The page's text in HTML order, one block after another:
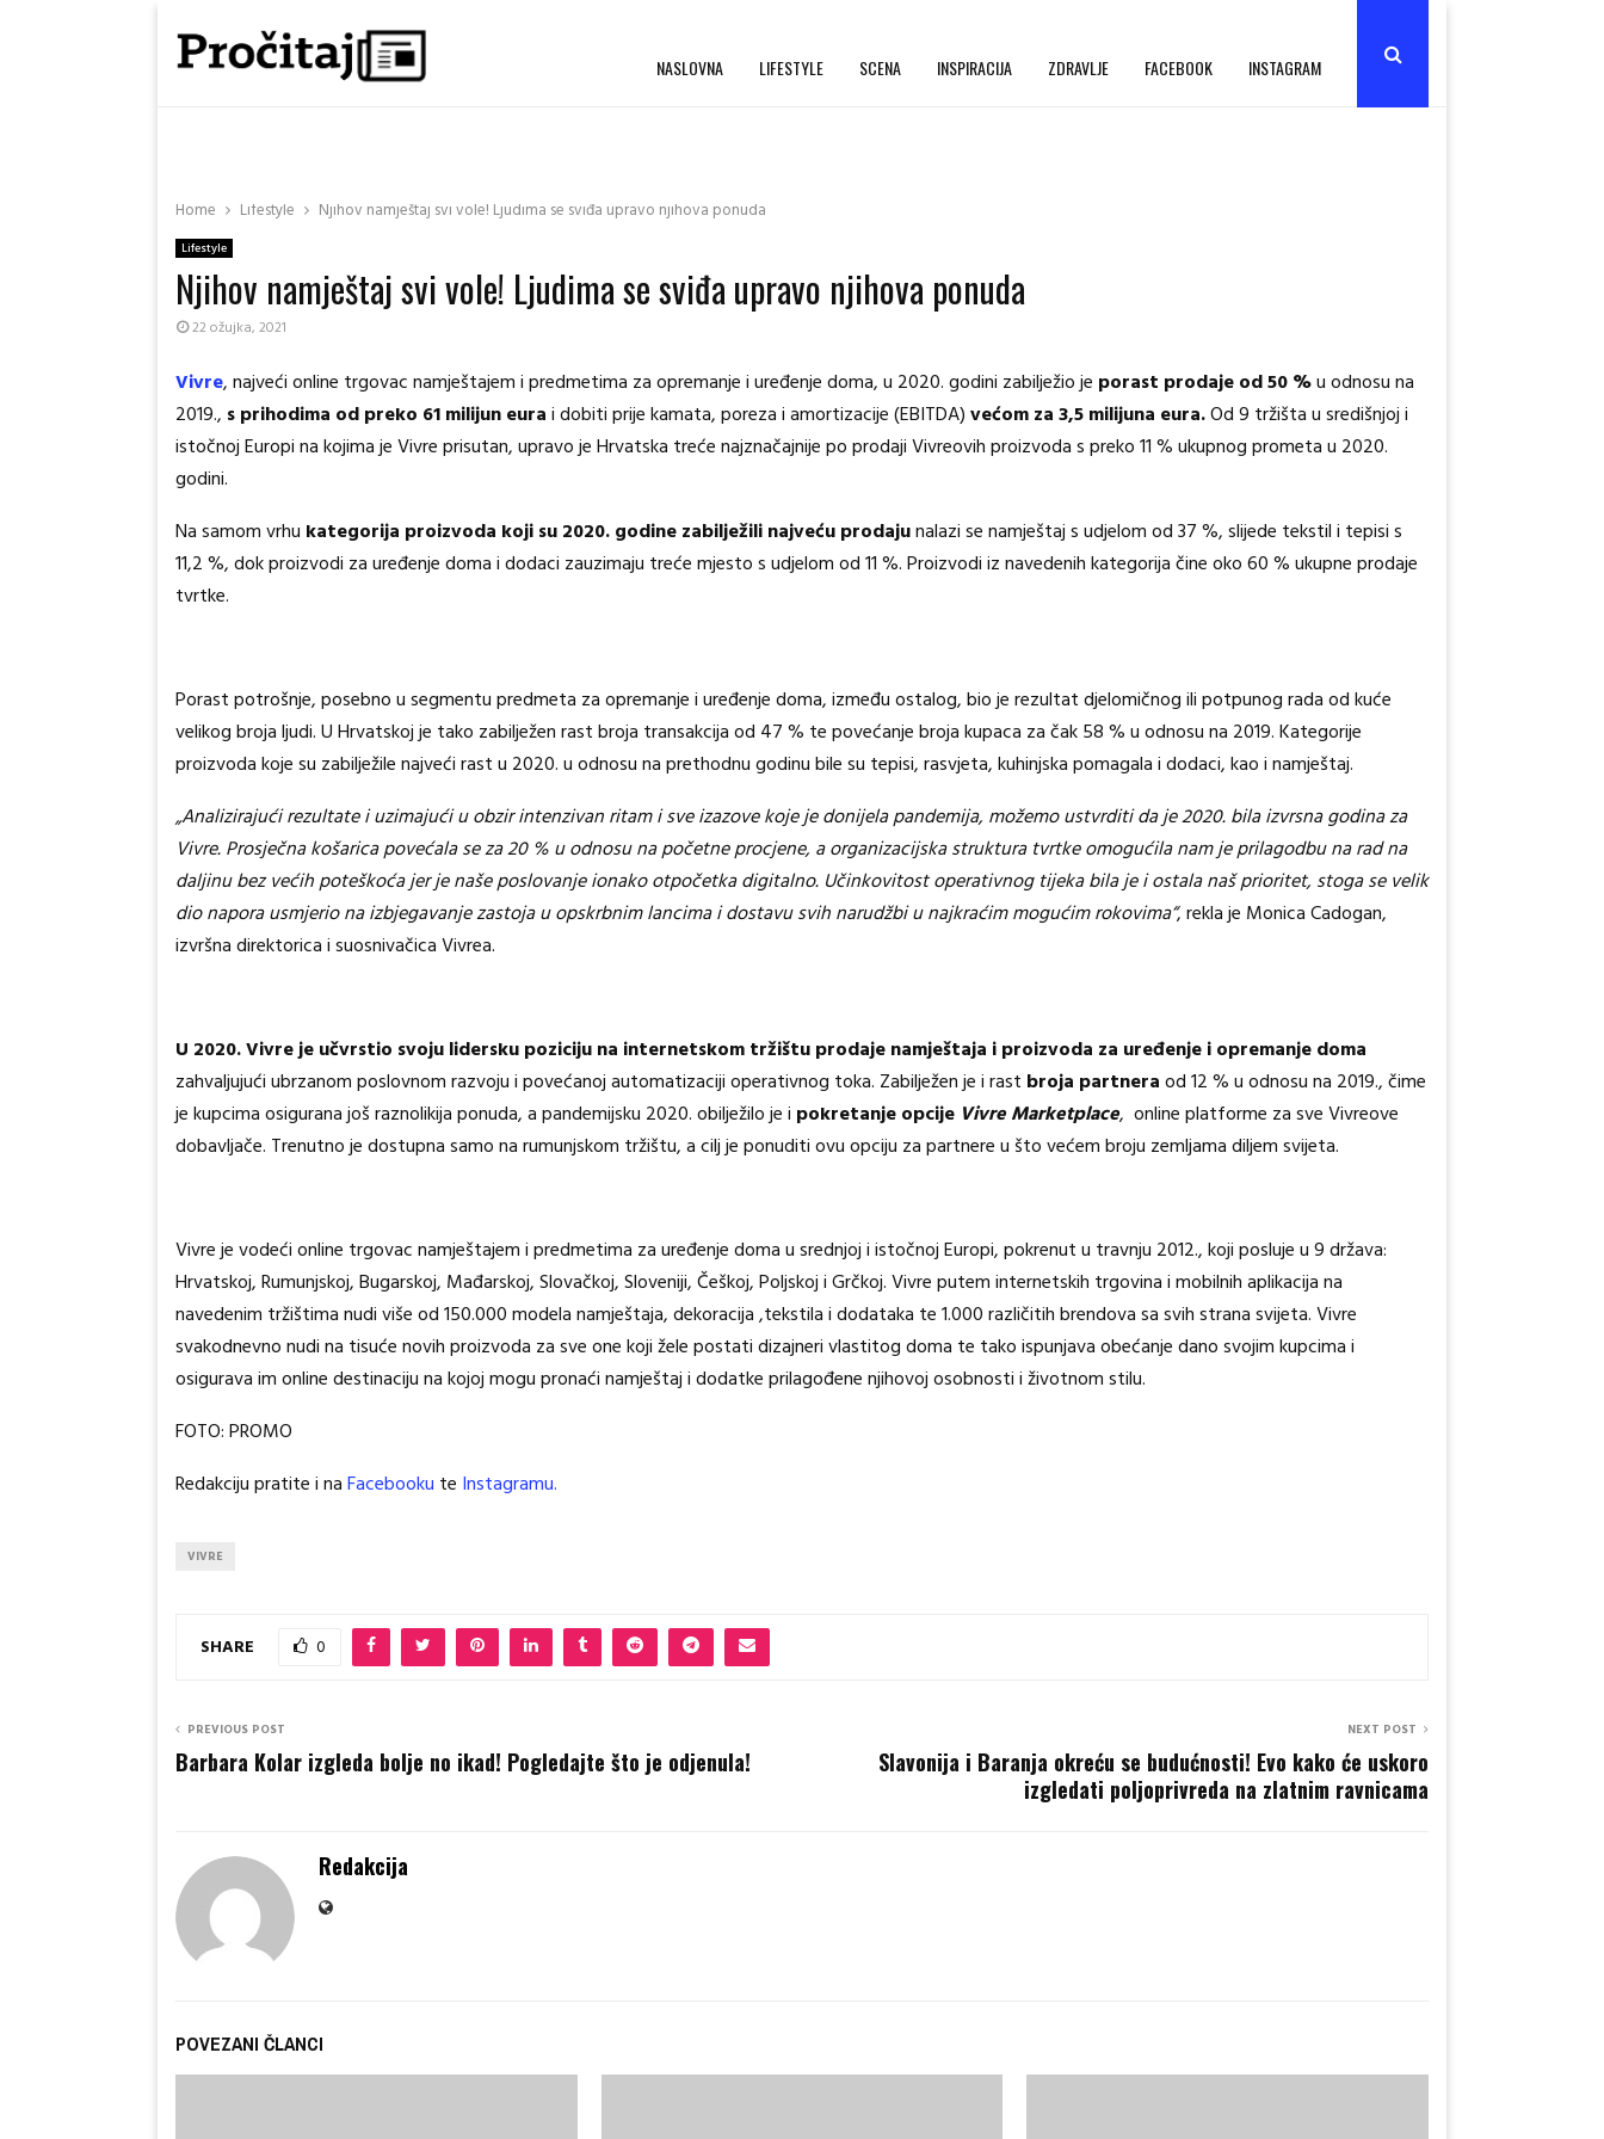
NASLOVNA LIFESTYLE SCENA INSPIRACIJA ZDRAVLJE FACEBOOK INSTAGRAM
Home Lifestyle Njihov namještaj svi vole! Ljudima se sviđa upravo njihova ponuda
Lifestyle
Njihov namještaj svi vole! Ljudima se sviđa upravo njihova ponuda
22 ožujka, 2021
Vivre, najveći online trgovac namještajem i predmetima za opremanje i uređenje doma, u 2020. godini zabilježio je porast prodaje od 50 %u odnosu na
2019., s prihodima od preko 61 milijun eurai dobiti prije kamata, poreza i amortizacije (EBITDA)većom za 3,5 milijuna eura.Od 9 tržišta u središnjoj i
istočnoj Europi na kojima je Vivre prisutan, upravo je Hrvatska treće najznačajnije po prodaji Vivreovih proizvoda s preko 11 % ukupnog prometa u 2020.
godini.
Na samom vrhu kategorija proizvoda koji su 2020. godine zabilježili najveću prodajunalazi se namještaj s udjelom od 37 %, slijede tekstil i tepisi s
11,2 %, dok proizvodi za uređenje doma i dodaci zauzimaju treće mjesto s udjelom od 11 %. Proizvodi iz navedenih kategorija čine oko 60 % ukupne prodaje
tvrtke.
Porast potrošnje, posebno u segmentu predmeta za opremanje i uređenje doma, između ostalog, bio je rezultat djelomičnog ili potpunog rada od kuće
velikog broja ljudi. U Hrvatskoj je tako zabilježen rast broja transakcija od 47 % te povećanje broja kupaca za čak 58 % u odnosu na 2019. Kategorije
proizvoda koje su zabilježile najveći rast u 2020. u odnosu na prethodnu godinu bile su tepisi, rasvjeta, kuhinjska pomagala i dodaci, kao i namještaj.
„Analizirajući rezultate i uzimajući u obzir intenzivan ritam i sve izazove koje je donijela pandemija, možemo ustvrditi da je 2020. bila izvrsna godina za
Vivre. Prosječna košarica povećala se za 20 % u odnosu na početne procjene, a organizacijska struktura tvrtke omogućila nam je prilagodbu na rad na
daljinu bez većih poteškoća jer je naše poslovanje ionako otpočetka digitalno. Učinkovitost operativnog tijeka bila je i ostala naš prioritet, stoga se velik
dio napora usmjerio na izbjegavanje zastoja u opskrbnim lancima i dostavu svih narudžbi u najkraćim mogućim rokovima“, rekla je Monica Cadogan,
izvršna direktorica i suosnivačica Vivrea.
U 2020. Vivre je učvrstio svoju lidersku poziciju na internetskom tržištu prodaje namještaja i proizvoda za uređenje i opremanje doma
zahvaljujući ubrzanom poslovnom razvoju i povećanoj automatizaciji operativnog toka. Zabilježen je i rast broja partneraod 12 % u odnosu na 2019., čime
je kupcima osigurana još raznolikija ponuda, a pandemijsku 2020. obilježilo je i pokretanje opcije Vivre Marketplace, online platforme za sve Vivreove
dobavljače. Trenutno je dostupna samo na rumunjskom tržištu, a cilj je ponuditi ovu opciju za partnere u što većem broju zemljama diljem svijeta.
Vivre je vodeći online trgovac namještajem i predmetima za uređenje doma u srednjoj i istočnoj Europi, pokrenut u travnju 2012., koji posluje u 9 država:
Hrvatskoj, Rumunjskoj, Bugarskoj, Mađarskoj, Slovačkoj, Sloveniji, Češkoj, Poljskoj i Grčkoj. Vivre putem internetskih trgovina i mobilnih aplikacija na
navedenim tržištima nudi više od 150.000 modela namještaja, dekoracija ,tekstila i dodataka te 1.000 različitih brendova sa svih strana svijeta. Vivre
svakodnevno nudi na tisuće novih proizvoda za sve one koji žele postati dizajneri vlastitog doma te tako ispunjava obećanje dano svojim kupcima i
osigurava im online destinaciju na kojoj mogu pronaći namještaj i dodatke prilagođene njihovoj osobnosti i životnom stilu.
FOTO: PROMO
Redakciju pratite i naFacebooku te Instagramu.
VIVRE
SHARE 0
PREVIOUS POST
Barbara Kolar izgleda bolje no ikad! Pogledajte što je odjenula!
NEXT POST
Slavonija i Baranja okreću se budućnosti! Evo kako će uskoro
izgledati poljoprivreda na zlatnim ravnicama
Redakcija
POVEZANI ČLANCI